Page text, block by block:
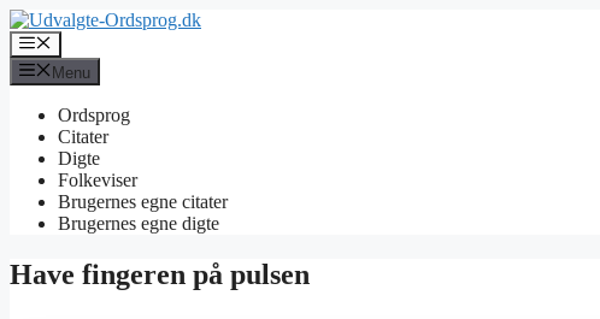
Hop
til
indhold
Menu
Menu
Ordsprog
Citater
Digte
Folkeviser
Brugernes egne citater
Brugernes egne digte
Have fingeren på pulsen